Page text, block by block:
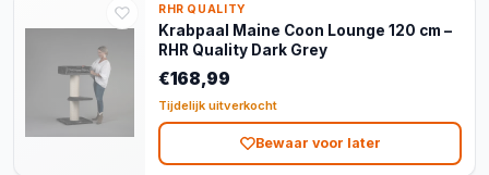
RHR QUALITY
Krabpaal Maine Coon Lounge 120 cm –
RHR Quality Dark Grey
€168,99
Tijdelijk uitverkocht
Bewaar voor later